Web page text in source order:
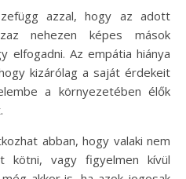
azzal, hogy az adott
nehezen képes mások
elfogadni. Az empátia hiánya
kizárólag a saját érdekeit
a környezetében élők
abban, hogy valaki nem
kötni, vagy figyelmen kívül